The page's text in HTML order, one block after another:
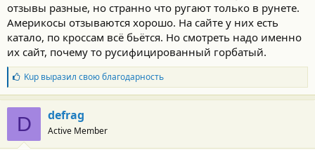
отзывы разные, но странно что ругают только в рунете.
Америкосы отзываются хорошо. На сайте у них есть
катало, по кроссам всё бьётся. Но смотреть надо именно
их сайт, почему то русифицированный горбатый.
Б
л
а
г
о
д
а
Kupвыразил свою благодарность
D defrag
Active Member